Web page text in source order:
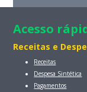
Acesso
Receitas e
Receitas
Despesa Sintética
Pagamentos